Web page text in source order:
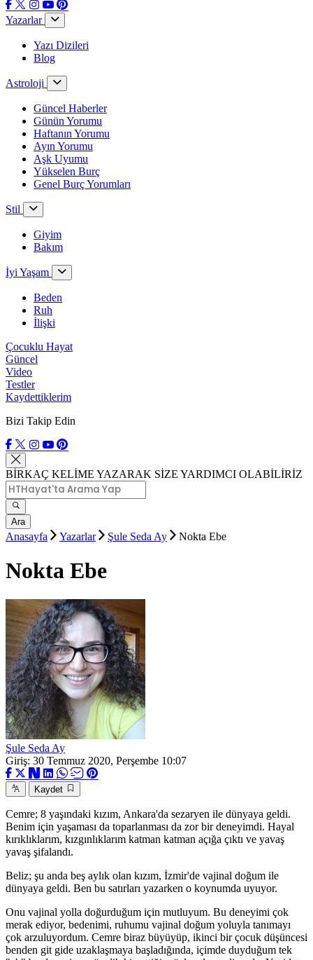
Yazarlar
Yazı Dizileri
Blog
Astroloji
Güncel Haberler
Günün Yorumu
Haftanın Yorumu
Ayın Yorumu
Aşk Uyumu
Yükselen Burç
Genel Burç Yorumları
Stil
Giyim
Bakım
İyi Yaşam
Beden
Ruh
İlişki
Çocuklu Hayat
Güncel
Video
Testler
Kaydettiklerim
Bizi Takip Edin
BİRKAÇ KELİME YAZARAK SİZE YARDIMCI OLABİLİRİZ
Ara
Anasayfa Yazarlar Şule Seda Ay Nokta Ebe
Nokta Ebe
Şule Seda Ay
Giriş: 30 Temmuz 2020, Perşembe 10:07
Kaydet
Cemre; 8 yaşındaki kızım, Ankara'da sezaryen ile dünyaya geldi.
Benim için yaşaması da toparlanması da zor bir deneyimdi. Hayal
kırıklıklarım, kızgınlıklarım katman katman açığa çıktı ve yavaş
yavaş şifalandı.
Beliz; şu anda beş aylık olan kızım, İzmir'de vajinal doğum ile
dünyaya geldi. Ben bu satırları yazarken o koynumda uyuyor.
Onu vajinal yolla doğurduğum için mutluyum. Bu deneyimi çok
merak ediyor, bedenimi, ruhumu vajinal doğum yoluyla tanımayı
çok arzuluyordum. Cemre biraz büyüyüp, ikinci bir çocuk düşüncesi
benden git gide uzaklaşmaya başladığında, içimde duyduğum tek